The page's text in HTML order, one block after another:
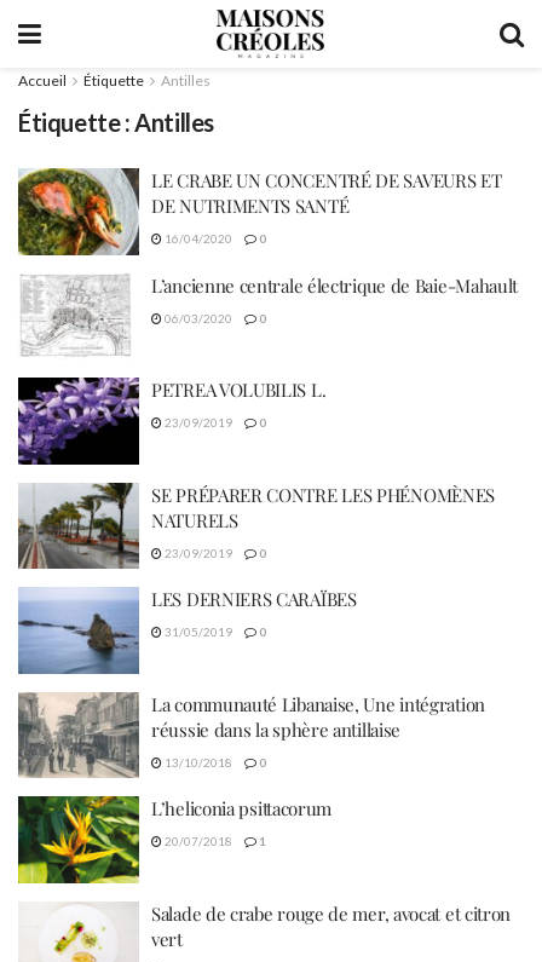
Accueil Étiquette Antilles
Étiquette :Antilles
LE CRABE UN CONCENTRÉ DE SAVEURS ET
DE NUTRIMENTS SANTÉ
16/04/2020 0
L’ancienne centrale électrique de Baie-Mahault
06/03/2020 0
PETREA VOLUBILIS L.
23/09/2019 0
SE PRÉPARER CONTRE LES PHÉNOMÈNES
NATURELS
23/09/2019 0
LES DERNIERS CARAÏBES
31/05/2019 0
La communauté Libanaise, Une intégration
réussie dans la sphère antillaise
13/10/2018 0
L’heliconia psittacorum
20/07/2018 1
Salade de crabe rouge de mer, avocat et citron
vert